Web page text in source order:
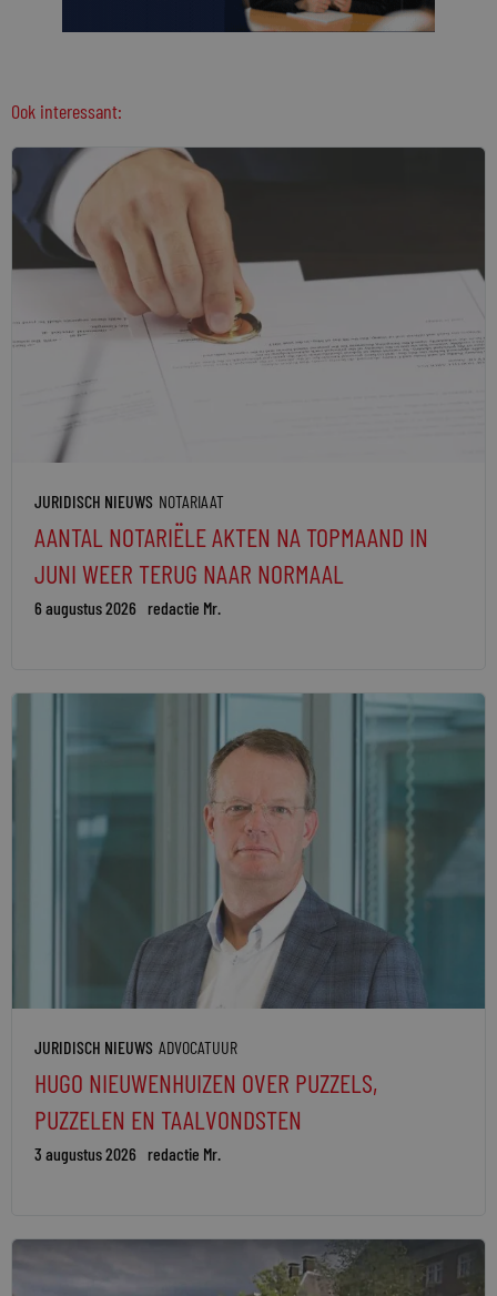
Ook interessant:
JURIDISCH NIEUWS NOTARIAAT
AANTAL NOTARIËLE AKTEN NA TOPMAAND IN
JUNI WEER TERUG NAAR NORMAAL
6 augustus 2026 redactie Mr.
JURIDISCH NIEUWS ADVOCATUUR
HUGO NIEUWENHUIZEN OVER PUZZELS,
PUZZELEN EN TAALVONDSTEN
3 augustus 2026 redactie Mr.